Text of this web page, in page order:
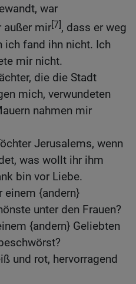
war
außer mir[7], dass er weg
ich fand ihn nicht. Ich
mir nicht.
die die Stadt
mich, verwundeten
nahmen mir
Jerusalems, wenn
was wollt ihr ihm
bin vor Liebe.
einem {andern}
unter den Frauen?
{andern} Geliebten
und rot, hervorragend